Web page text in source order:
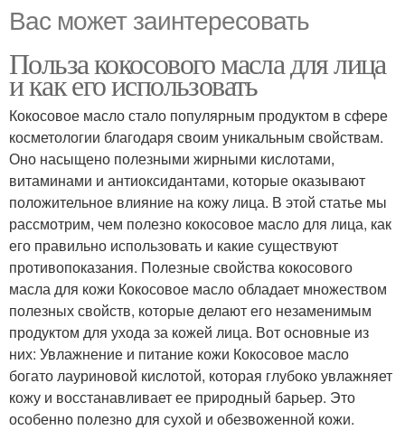
Вас может заинтересовать
Польза кокосового масла для лица
и как его использовать
Кокосовое масло стало популярным продуктом в сфере
косметологии благодаря своим уникальным свойствам.
Оно насыщено полезными жирными кислотами,
витаминами и антиоксидантами, которые оказывают
положительное влияние на кожу лица. В этой статье мы
рассмотрим, чем полезно кокосовое масло для лица, как
его правильно использовать и какие существуют
противопоказания. Полезные свойства кокосового
масла для кожи Кокосовое масло обладает множеством
полезных свойств, которые делают его незаменимым
продуктом для ухода за кожей лица. Вот основные из
них: Увлажнение и питание кожи Кокосовое масло
богато лауриновой кислотой, которая глубоко увлажняет
кожу и восстанавливает ее природный барьер. Это
особенно полезно для сухой и обезвоженной кожи.